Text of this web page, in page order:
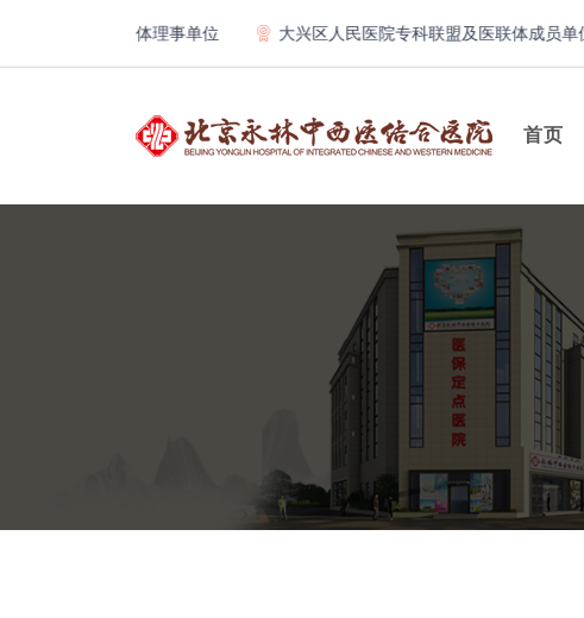
科教学联合体理事单位 大兴区人民医院专科联盟及医联体成员单位
首页